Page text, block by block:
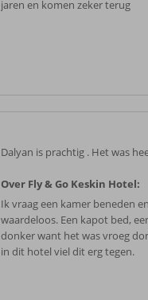
jaren en komen zeker terug
Dalyan is prachtig . Het was
Over Fly & Go Keskin Hotel:
Ik vraag een kamer beneden
waardeloos. Een kapot bed,
donker want het was vroeg
in dit hotel viel dit erg tegen.